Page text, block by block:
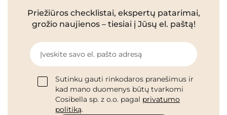
Priežiūros checklistai, ekspertų patarimai,
grožio naujienos – tiesiai į Jūsų el. paštą!
Įveskite savo el. pašto adresą
Sutinku gauti rinkodaros pranešimus ir
kad mano duomenys būtų tvarkomi
Cosibella sp. z o.o. pagal privatumo
politiką.